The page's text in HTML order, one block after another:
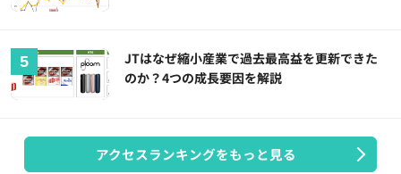
JTはなぜ縮小産業で過去最高益を更新できた
のか？4つの成長要因を解説
アクセスランキングをもっと見る